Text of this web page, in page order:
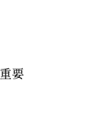
要